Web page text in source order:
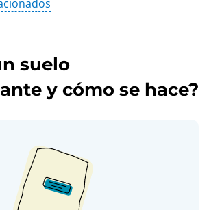
suelo
y cómo se hace?